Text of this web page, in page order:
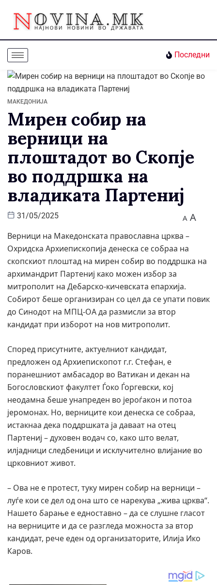
Последни
МАКЕДОНИЈА
Мирен собир на
верници на
плоштадот во Скопје
во поддршка на
владиката Партениј
31/05/2025 A A
Верници на Македонската православна црква –
Охридска Архиепископија денеска се собраа на
скопскиот плоштад на мирен собир во поддршка на
архимандрит Партениј како можен избор за
митрополит на Дебарско-кичевската епархија.
Собирот беше организиран со цел да се упати повик
до Синодот на МПЦ-ОА да размисли за втор
кандидат при изборот на нов митрополит.
Според присутните, актуелниот кандидат,
предложен од Архиепископот г.г. Стефан, е
поранешниот амбасадор во Ватикан и декан на
Богословскиот факултет Ѓоко Ѓоргевски, кој
неодамна беше унапреден во јероѓакон и потоа
јеромонах. Но, верниците кои денеска се собраа,
истакнаа дека поддршката ја даваат на отец
Партениј – духовен водач со, како што велат,
илјадници следбеници и исклучително влијание во
црковниот живот.
– Ова не е протест, туку мирен собир на верници –
луѓе кои се дел од она што се нарекува „жива црква“.
Нашето барање е едноставно – да се слушне гласот
на верниците и да се разгледа можноста за втор
кандидат, рече еден од организаторите, Илија Ико
Каров.